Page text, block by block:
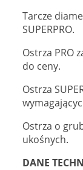
Tarcze
SUPERPRO.
Ostrza PRO
do ceny.
Ostrza
Ostrza o
ukośnych.
DANE